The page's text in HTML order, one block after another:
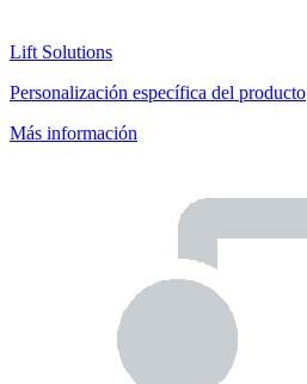
Lift Solutions
Personalización específica del producto
Más información